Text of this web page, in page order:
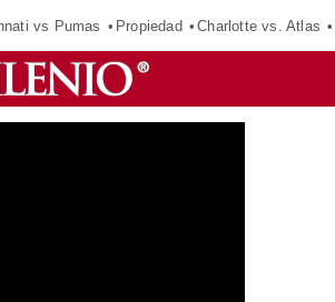
vs Pumas Propiedad Charlotte vs. Atlas